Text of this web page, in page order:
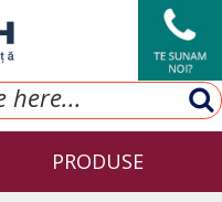
PRODUSE